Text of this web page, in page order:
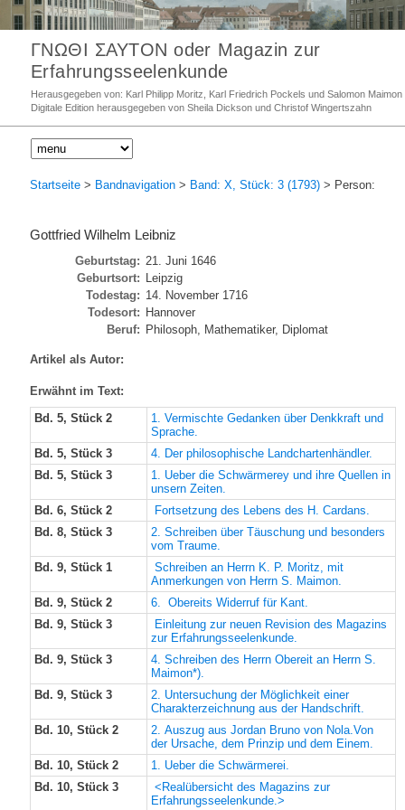
ΓΝΩΘΙ ΣΑΥΤΟΝ oder Magazin zur
Erfahrungsseelenkunde
Herausgegeben von: Karl Philipp Moritz, Karl Friedrich Pockels und Salomon Maimon
Digitale Edition herausgegeben von Sheila Dickson und Christof Wingertszahn
Startseite > Bandnavigation > Band: X, Stück: 3 (1793) > Person:
Gottfried Wilhelm Leibniz
Geburtstag: 21. Juni 1646
Geburtsort: Leipzig
Todestag: 14. November 1716
Todesort: Hannover
Beruf: Philosoph, Mathematiker, Diplomat
Artikel als Autor:
Erwähnt im Text:
Bd. 5, Stück 2
1. Vermischte Gedanken über Denkkraft und
Sprache.
Bd. 5, Stück 3
4. Der philosophische Landchartenhändler.
Bd. 5, Stück 3
1. Ueber die Schwärmerey und ihre Quellen in
unsern Zeiten.
Bd. 6, Stück 2
Fortsetzung des Lebens des H. Cardans.
Bd. 8, Stück 3
2. Schreiben über Täuschung und besonders
vom Traume.
Bd. 9, Stück 1
Schreiben an Herrn K. P. Moritz, mit
Anmerkungen von Herrn S. Maimon.
Bd. 9, Stück 2
6. Obereits Widerruf für Kant.
Bd. 9, Stück 3
Einleitung zur neuen Revision des Magazins
zur Erfahrungsseelenkunde.
Bd. 9, Stück 3
4. Schreiben des Herrn Obereit an Herrn S.
Maimon*).
Bd. 9, Stück 3
2. Untersuchung der Möglichkeit einer
Charakterzeichnung aus der Handschrift.
Bd. 10, Stück 2
2. Auszug aus Jordan Bruno von Nola.Von
der Ursache, dem Prinzip und dem Einem.
Bd. 10, Stück 2
1. Ueber die Schwärmerei.
Bd. 10, Stück 3
<Realübersicht des Magazins zur
Erfahrungsseelenkunde.>